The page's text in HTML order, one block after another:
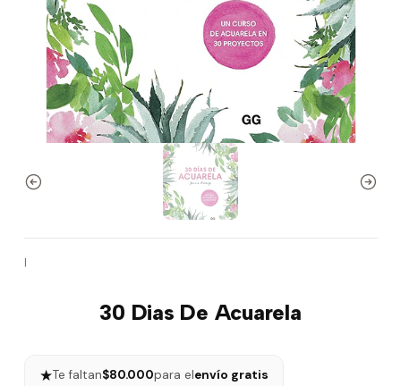
|
30 Dias De Acuarela
★Te faltan$80.000para elenvío gratis